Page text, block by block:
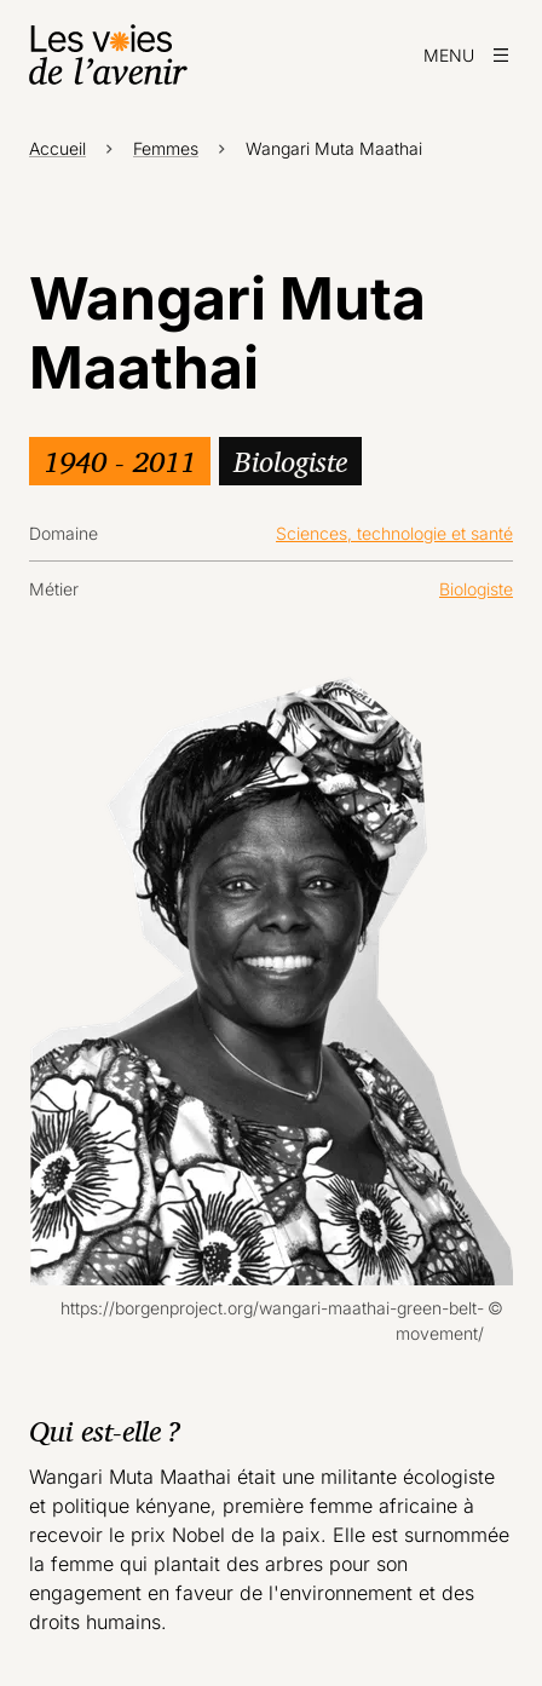
MENU
Accueil Femmes Wangari Muta Maathai
Wangari Muta
Maathai
1940 - 2011 Biologiste
Domaine Sciences, technologie et santé
Métier Biologiste
Droits réservés :
https://borgenproject.org/wangari-maathai-green-belt-
movement/
Qui est-elle ?
Wangari Muta Maathai était une militante écologiste
et politique kényane, première femme africaine à
recevoir le prix Nobel de la paix. Elle est surnommée
la femme qui plantait des arbres pour son
engagement en faveur de l'environnement et des
droits humains.